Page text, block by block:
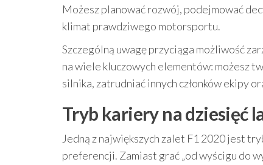
Możesz planować rozwój, podejmować
klimat prawdziwego motorsportu.
Szczególną uwagę przyciąga możliwość
na wiele kluczowych elementów: możesz
silnika, zatrudniać innych członków ekipy
Tryb kariery na dziesięć
Jedną z największych zalet F1 2020 jest
preferencji. Zamiast grać „od wyścigu do